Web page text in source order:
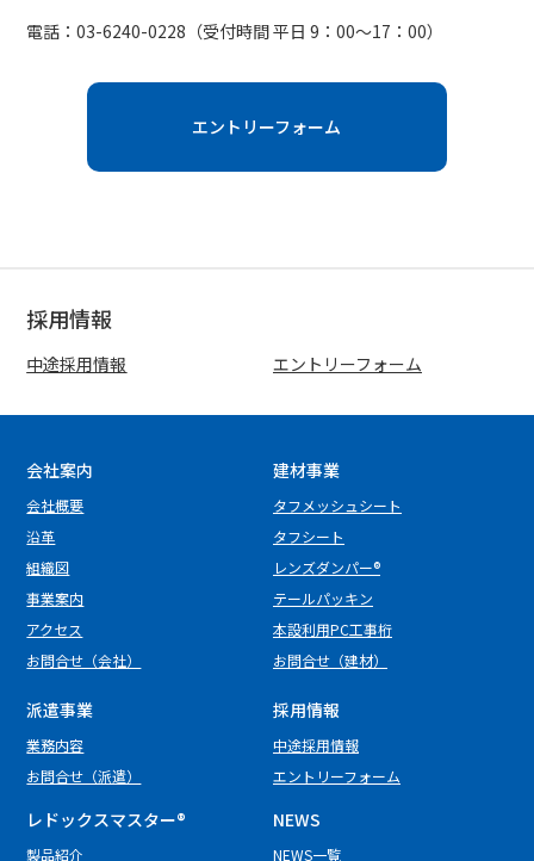
電話：03-6240-0228（受付時間 平日 9：00～17：00）
エントリーフォーム
採用情報
中途採用情報 エントリーフォーム
会社案内
会社概要
沿革
組織図
事業案内
アクセス
お問合せ（会社）
建材事業
タフメッシュシート
タフシート
レンズダンパー®
テールパッキン
本設利用PC工事桁
お問合せ（建材）
派遣事業
業務内容
お問合せ（派遣）
レドックスマスター®
製品紹介
採用情報
中途採用情報
エントリーフォーム
NEWS
NEWS一覧